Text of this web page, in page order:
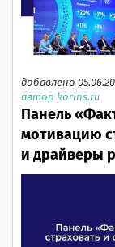
добавлено
автор korins.ru
Панель
мотивацию
и драйверы